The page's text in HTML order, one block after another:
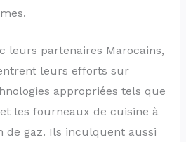
leurs partenaires Marocains,
leurs efforts sur
appropriées tels que
les fourneaux de cuisine à
de gaz. Ils inculquent aussi